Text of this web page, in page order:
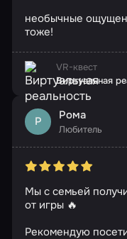
необычные
тоже!
VR-квест
Виртуальная
Р Рома
Любитель
Мы с семьей
от игры 🔥
Рекомендую